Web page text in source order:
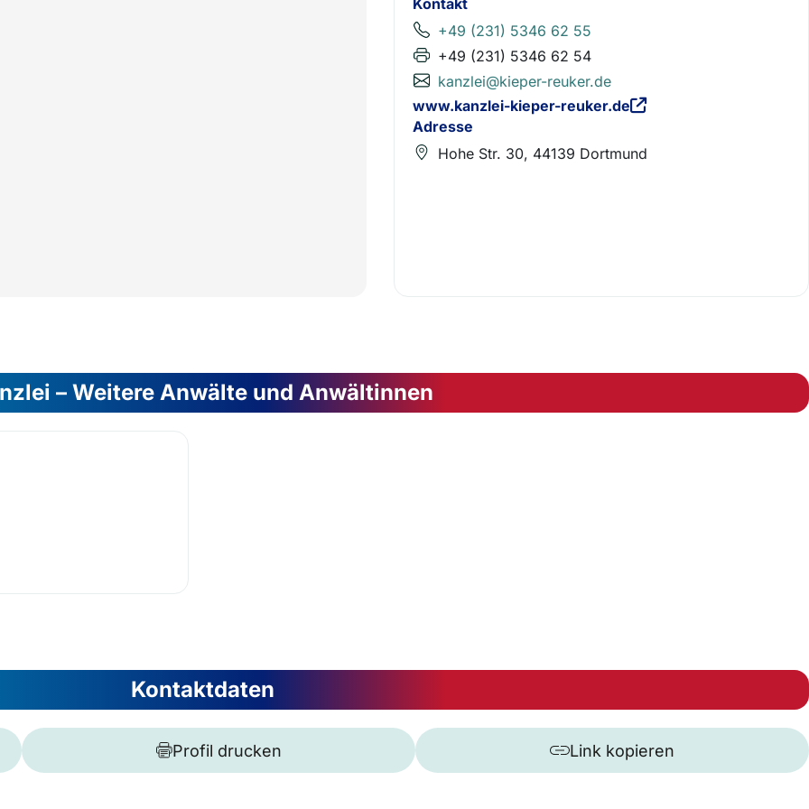
Kontakt
+49 (231) 5346 62 55
+49 (231) 5346 62 54
kanzlei@kieper-reuker.de
www.kanzlei-kieper-reuker.de
Adresse
Hohe Str. 30, 44139 Dortmund
– Weitere Anwälte und Anwältinnen
Kontaktdaten
Profil drucken Link kopieren